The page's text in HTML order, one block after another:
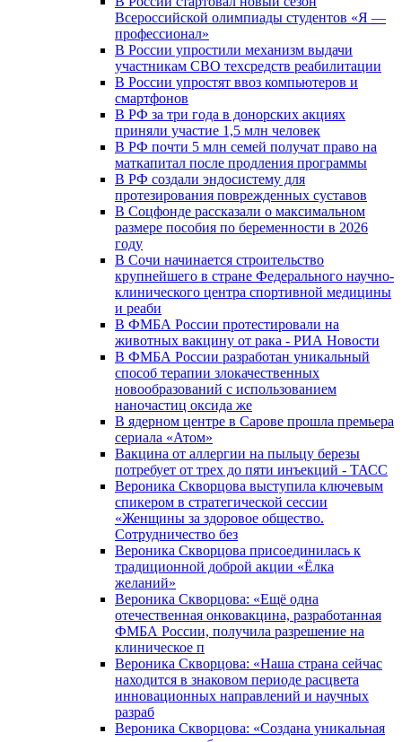
Всероссийской олимпиады студентов «Я —
профессионал»
В России упростили механизм выдачи
участникам СВО техсредств реабилитации
В России упростят ввоз компьютеров и
смартфонов
В РФ за три года в донорских акциях
приняли участие 1,5 млн человек
В РФ почти 5 млн семей получат право на
маткапитал после продления программы
В РФ создали эндосистему для
протезирования поврежденных суставов
В Соцфонде рассказали о максимальном
размере пособия по беременности в 2026
году
В Сочи начинается строительство
крупнейшего в стране Федерального научно-
клинического центра спортивной медицины
и реаби
В ФМБА России протестировали на
животных вакцину от рака - РИА Новости
В ФМБА России разработан уникальный
способ терапии злокачественных
новообразований с использованием
наночастиц оксида же
В ядерном центре в Сарове прошла премьера
сериала «Атом»
Вакцина от аллергии на пыльцу березы
потребует от трех до пяти инъекций - ТАСС
Вероника Скворцова выступила ключевым
спикером в стратегической сессии
«Женщины за здоровое общество.
Сотрудничество без
Вероника Скворцова присоединилась к
традиционной доброй акции «Ёлка
желаний»
Вероника Скворцова: «Ещё одна
отечественная онковакцина, разработанная
ФМБА России, получила разрешение на
клиническое п
Вероника Скворцова: «Наша страна сейчас
находится в знаковом периоде расцвета
инновационных направлений и научных
разраб
Вероника Скворцова: «Создана уникальная